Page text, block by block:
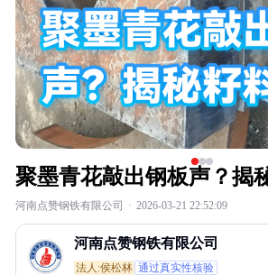
聚墨青花敲出钢板声？揭
河南点赞钢铁有限公司 · 2026-03-21 22:52:09
河南点赞钢铁有限公司
法人:侯松林 通过真实性核验